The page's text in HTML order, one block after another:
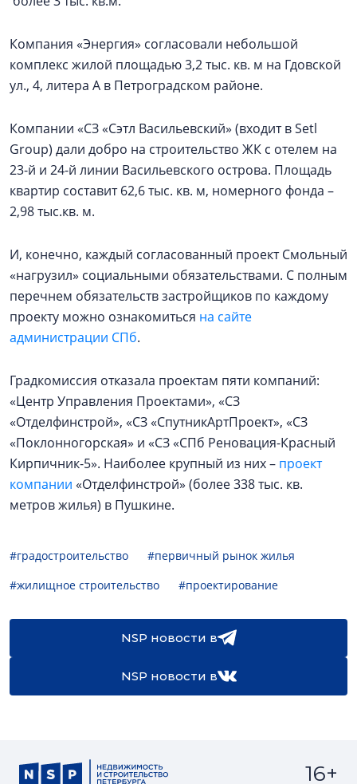
Компания «Энергия» согласовали небольшой
комплекс жилой площадью 3,2 тыс. кв. м на Гдовской
ул., 4, литера А в Петроградском районе.
Компании «СЗ «Сэтл Васильевский» (входит в Setl
Group) дали добро на строительство ЖК с отелем на
23-й и 24-й линии Васильевского острова. Площадь
квартир составит 62,6 тыс. кв. м, номерного фонда –
2,98 тыс.кв. м.
И, конечно, каждый согласованный проект Смольный
«нагрузил» социальными обязательствами. С полным
перечнем обязательств застройщиков по каждому
проекту можно ознакомиться на сайте
администрации СПб.
Градкомиссия отказала проектам пяти компаний:
«Центр Управления Проектами», «СЗ
«Отделфинстрой», «СЗ «СпутникАртПроект», «СЗ
«Поклонногорская» и «СЗ «СПб Реновация-Красный
Кирпичник-5». Наиболее крупный из них – проект
компании «Отделфинстрой» (более 338 тыс. кв.
метров жилья) в Пушкине.
#градостроительство
#первичный рынок жилья
#жилищное строительство
#проектирование
NSP новости в
NSP новости в
16+